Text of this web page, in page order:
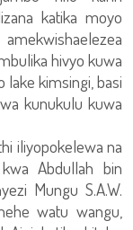
katika moyo
hivyo kuwa
lake kimsingi, basi
kunukulu kuwa
iliyopokelewa na
Abdullah bin
Mungu S.A.W.
watu wangu,